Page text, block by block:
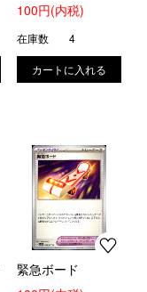
100円(内税)
在庫数 4
緊急ボード